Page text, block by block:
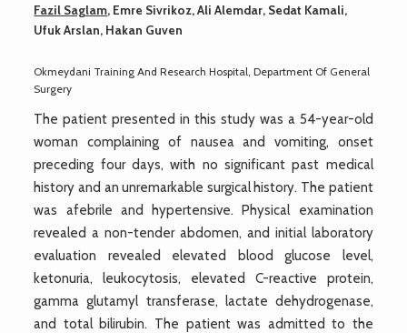
Fazil Saglam, Emre Sivrikoz, Ali Alemdar, Sedat Kamali,
Ufuk Arslan, Hakan Guven
Okmeydani Training And Research Hospital, Department Of General
Surgery
The patient presented in this study was a 54-year-old
woman complaining of nausea and vomiting, onset
preceding four days, with no significant past medical
history and an unremarkable surgical history. The patient
was afebrile and hypertensive. Physical examination
revealed a non-tender abdomen, and initial laboratory
evaluation revealed elevated blood glucose level,
ketonuria, leukocytosis, elevated C-reactive protein,
gamma glutamyl transferase, lactate dehydrogenase,
and total bilirubin. The patient was admitted to the